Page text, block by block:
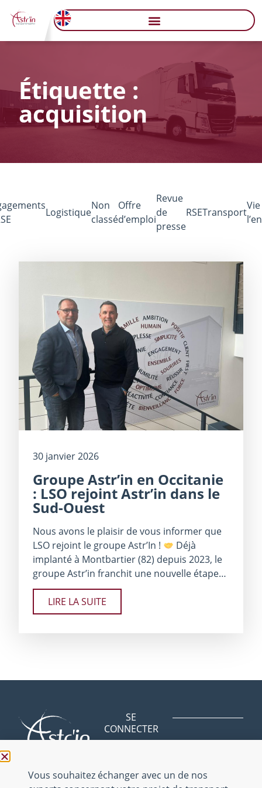
Étiquette :
acquisition
Logistique
Non
classé
Offre
d’emploi
Revue
de
presse
RSETransport
30 janvier 2026
Groupe Astr’in en Occitanie
: LSO rejoint Astr’in dans le
Sud-Ouest
Nous avons le plaisir de vous informer que
LSO rejoint le groupe Astr’In !
Déjà
implanté à Montbartier (82) depuis 2023, le
groupe Astr’​in franchit une nouvelle étape…
LIRE LA SUITE
SE
CONNECTER
CONTACTER
Avenue des
01150 Saint
Vous souhaitez échanger avec un de nos